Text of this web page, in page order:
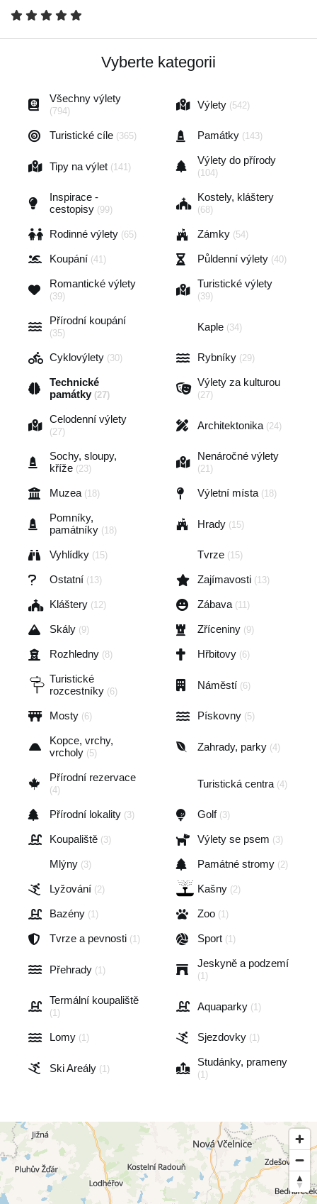
Vyberte kategorii
Všechny výlety
(794)
Výlety (542)
Turistické cíle (365) Památky (143)
Tipy na výlet (141)
Výlety do přírody
(104)
Inspirace -
cestopisy (99)
Kostely, kláštery
(68)
Rodinné výlety (65) Zámky (54)
Koupání (41) Půldenní výlety (40)
Romantické výlety
(39)
Turistické výlety
(39)
Přírodní koupání
(35)
Kaple (34)
Cyklovýlety (30) Rybníky (29)
Technické
památky (27)
Výlety za kulturou
(27)
Celodenní výlety
(27)
Architektonika (24)
Sochy, sloupy,
kříže (23)
Nenáročné výlety
(21)
Muzea (18) Výletní místa (18)
Pomníky,
památníky (18)
Hrady (15)
Vyhlídky (15) Tvrze (15)
Ostatní (13) Zajímavosti (13)
Kláštery (12) Zábava (11)
Skály (9) Zříceniny (9)
Rozhledny (8) Hřbitovy (6)
Turistické
rozcestníky (6)
Náměstí (6)
Mosty (6) Pískovny (5)
Kopce, vrchy,
vrcholy (5)
Zahrady, parky (4)
Přírodní rezervace
(4)
Turistická centra (4)
Přírodní lokality (3) Golf (3)
Koupaliště (3) Výlety se psem (3)
Mlýny (3) Památné stromy (2)
Lyžování (2) Kašny (2)
Bazény (1) Zoo (1)
Tvrze a pevnosti (1) Sport (1)
Přehrady (1)
Jeskyně a podzemí
(1)
Termální koupaliště
(1)
Aquaparky (1)
Lomy (1) Sjezdovky (1)
Ski Areály (1)
Studánky, prameny
(1)